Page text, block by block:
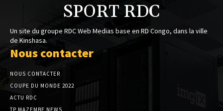
SPORT RDC
Un site du groupe RDC Web Medias base en RD Congo, dans la ville
de Kinshasa.
Nous contacter
NOUS CONTACTER
COUPE DU MONDE 2022
ACTU RDC
TP MAZEMBE NEWS